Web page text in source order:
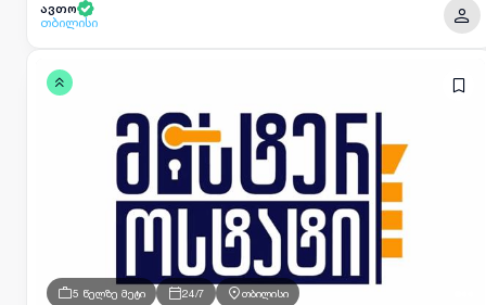
ავთო
თბილისი
5 წელზე მეტი 24/7 თბილისი